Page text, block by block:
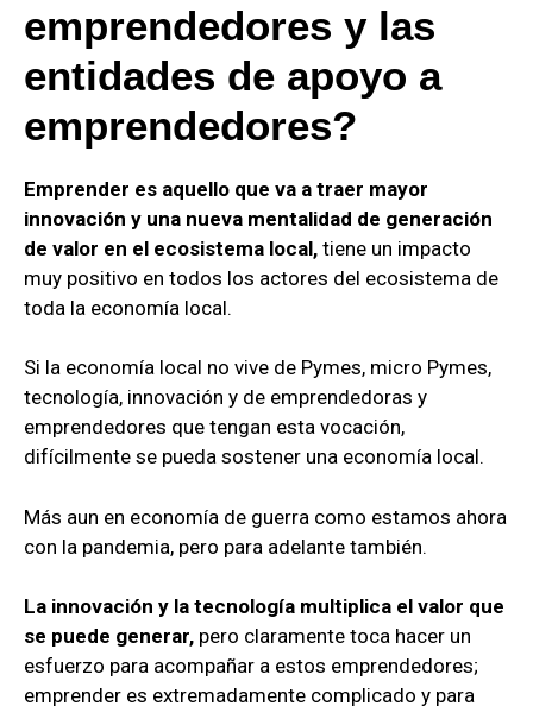
emprendedores y las
entidades de apoyo a
emprendedores?
Emprender es aquello que va a traer mayor
innovación y una nueva mentalidad de generación
de valor en el ecosistema local, tiene un impacto
muy positivo en todos los actores del ecosistema de
toda la economía local.
Si la economía local no vive de Pymes, micro Pymes,
tecnología, innovación y de emprendedoras y
emprendedores que tengan esta vocación,
difícilmente se pueda sostener una economía local.
Más aun en economía de guerra como estamos ahora
con la pandemia, pero para adelante también.
La innovación y la tecnología multiplica el valor que
se puede generar, pero claramente toca hacer un
esfuerzo para acompañar a estos emprendedores;
emprender es extremadamente complicado y para